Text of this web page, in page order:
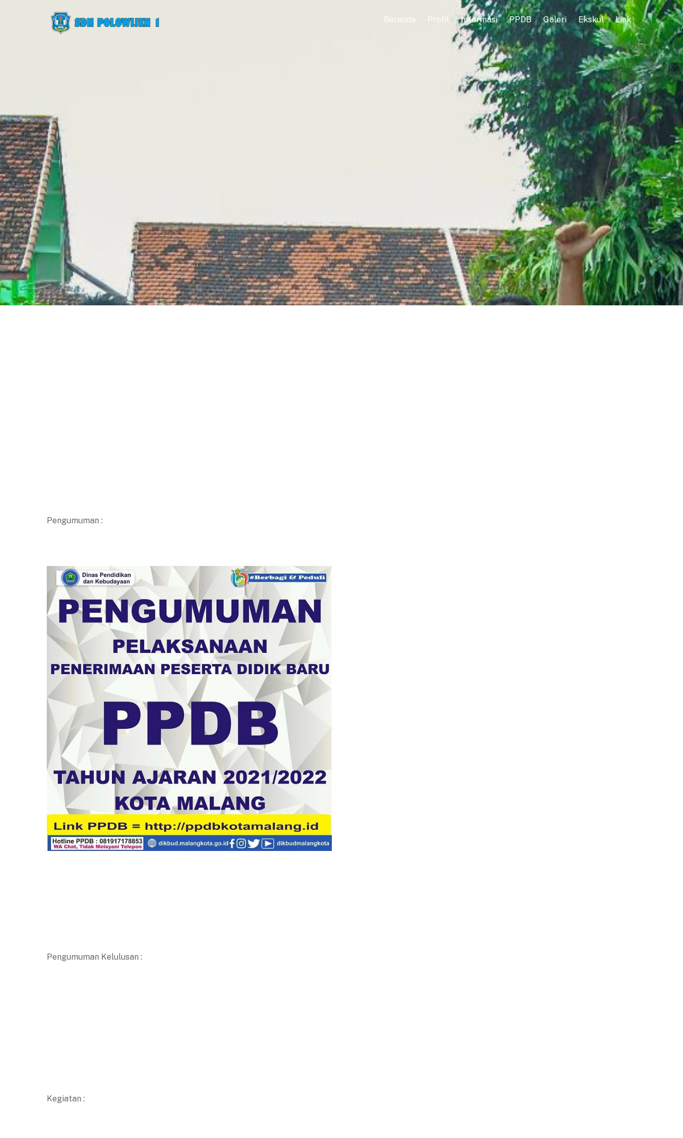
Beranda Profil Informasi PPDB Galeri Ekskul Link
Pengumuman :
Pengumuman Kelulusan :
Kegiatan :